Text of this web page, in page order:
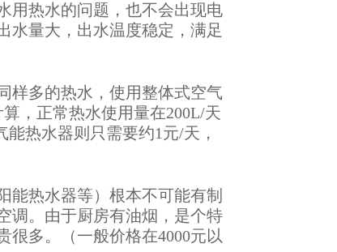
用热水的问题，也不会出现电
水量大，出水温度稳定，满足
样多的热水，使用整体式空气
，正常热水使用量在200L/天
热水器则只需要约1元/天，
能热水器等）根本不可能有制
调。由于厨房有油烟，是个特
很多。（一般价格在4000元以